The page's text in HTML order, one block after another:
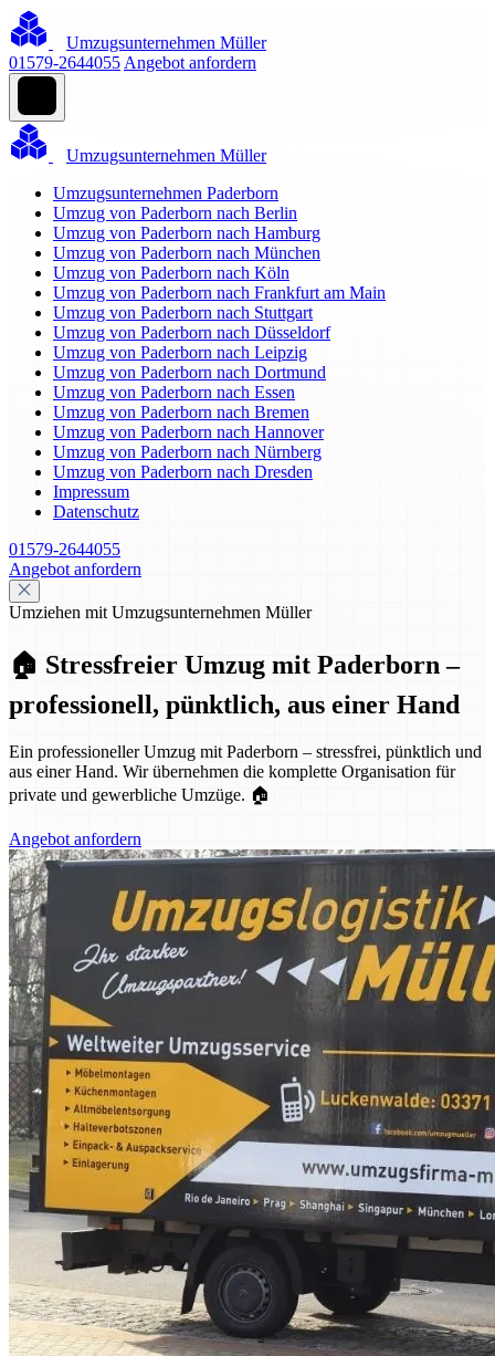
Umzugsunternehmen Müller
01579-2644055 Angebot anfordern
Umzugsunternehmen Müller
Umzugsunternehmen Paderborn
Umzug von Paderborn nach Berlin
Umzug von Paderborn nach Hamburg
Umzug von Paderborn nach München
Umzug von Paderborn nach Köln
Umzug von Paderborn nach Frankfurt am Main
Umzug von Paderborn nach Stuttgart
Umzug von Paderborn nach Düsseldorf
Umzug von Paderborn nach Leipzig
Umzug von Paderborn nach Dortmund
Umzug von Paderborn nach Essen
Umzug von Paderborn nach Bremen
Umzug von Paderborn nach Hannover
Umzug von Paderborn nach Nürnberg
Umzug von Paderborn nach Dresden
Impressum
Datenschutz
01579-2644055
Angebot anfordern
Umziehen mit Umzugsunternehmen Müller
🏠 Stressfreier Umzug mit Paderborn –
professionell, pünktlich, aus einer Hand
Ein professioneller Umzug mit Paderborn – stressfrei, pünktlich und
aus einer Hand. Wir übernehmen die komplette Organisation für
private und gewerbliche Umzüge. 🏠
Angebot anfordern